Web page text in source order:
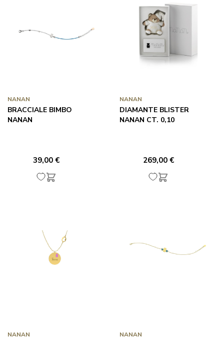
NANAN
BRACCIALE BIMBO
NANAN
39,00 €
NANAN
DIAMANTE BLISTER
NANAN CT. 0,10
269,00 €
NANAN NANAN